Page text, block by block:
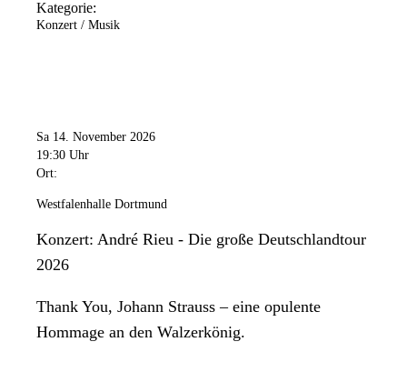
Kategorie:
Konzert / Musik
Sa 14. November 2026
19:30 Uhr
Ort:
Westfalenhalle Dortmund
Konzert: André Rieu - Die große Deutschlandtour
2026
Thank You, Johann Strauss – eine opulente
Hommage an den Walzerkönig.